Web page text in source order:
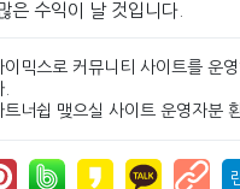
은 수익이 날 것입니다.
이믹스로 커뮤니티 사이트를 운
트너쉽 맺으실 사이트 운영자분